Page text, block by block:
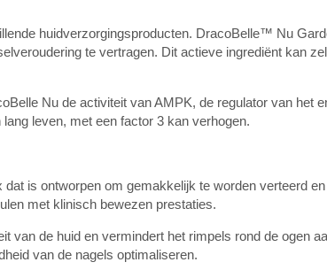
huidverzorgingsproducten. DracoBelle™ Nu
te vertragen. Dit actieve ingrediënt kan
Nu de activiteit van AMPK, de regulator van het
leven, met een factor 3 kan verhogen.
is ontworpen om gemakkelijk te worden verteerd
met klinisch bewezen prestaties.
van de huid en vermindert het rimpels rond de ogen
van de nagels optimaliseren.